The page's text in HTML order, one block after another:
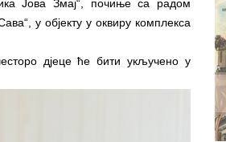
Јова Змај“, почиње са радом
у објекту у оквиру комплекса
дјеце ће бити укључено у